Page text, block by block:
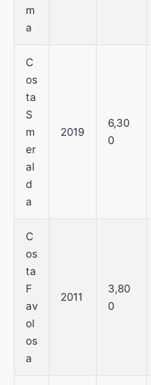
m
a
C
os
ta
S
m
er
al
d
a
2019
6,30
0
C
os
ta
F
av
ol
os
a
2011
3,80
0